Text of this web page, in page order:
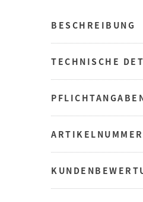
BESCHREIBUNG
TECHNISCHE